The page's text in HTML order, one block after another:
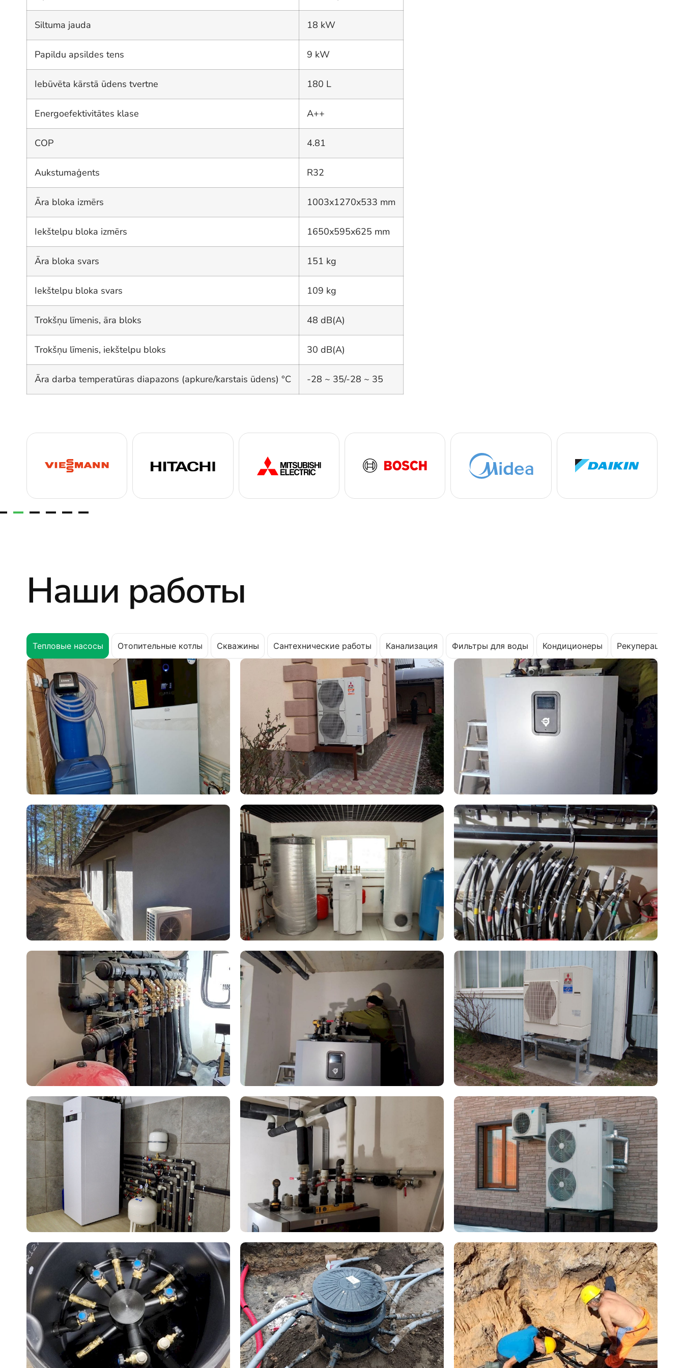
Siltuma jauda 18 kW
Papildu apsildes tens 9 kW
Iebūvēta kārstā ūdens tvertne 180 L
Energoefektivitātes klase A++
COP 4.81
Aukstumaģents R32
Āra bloka izmērs 1003x1270x533 mm
Iekštelpu bloka izmērs 1650x595x625 mm
Āra bloka svars 151 kg
Iekštelpu bloka svars 109 kg
Trokšņu līmenis, āra bloks 48 dB(A)
Trokšņu līmenis, iekštelpu bloks 30 dB(A)
Āra darba temperatūras diapazons (apkure/karstais ūdens) °C -28 ~ 35/-28 ~ 35
Наши работы
Тепловые насосы Отопительные котлы Скважины Сантехнические работы Канализация Фильтры для воды Кондиционеры Рекуперация